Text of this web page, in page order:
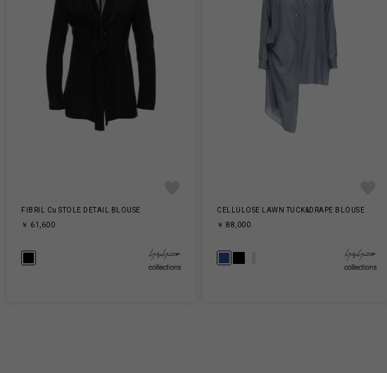
FIBRIL Cu STOLE DETAIL BLOUSE
￥ 61,600
CELLULOSE LAWN TUCK&DRAPE BLOUSE
￥ 88,000